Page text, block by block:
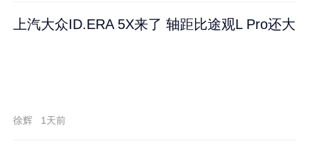
上汽大众ID.ERA 5X来了 轴距比途观L Pro还大
徐辉 1天前